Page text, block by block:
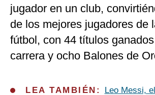
jugador en un club,
de los mejores jugadores de
fútbol, con 44 títulos
carrera y ocho Balones de
LEA TAMBIÉN:
Leo Messi,